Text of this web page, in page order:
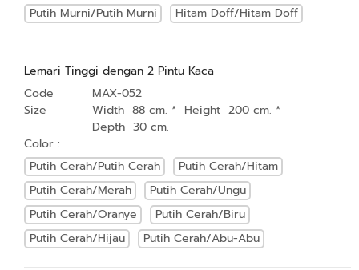
Putih Murni/Putih Murni
Hitam Doff/Hitam Doff
Lemari Tinggi dengan 2 Pintu Kaca
Code
MAX-052
Size
Width 88 cm. * Height 200 cm. *
Depth 30 cm.
Color :
Putih Cerah/Putih Cerah
Putih Cerah/Hitam
Putih Cerah/Merah
Putih Cerah/Ungu
Putih Cerah/Oranye
Putih Cerah/Biru
Putih Cerah/Hijau
Putih Cerah/Abu-Abu